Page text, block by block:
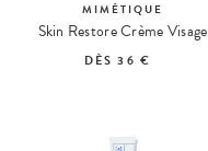
MIMÉTIQUE
Skin Restore Crème Visage
DÈS36 €